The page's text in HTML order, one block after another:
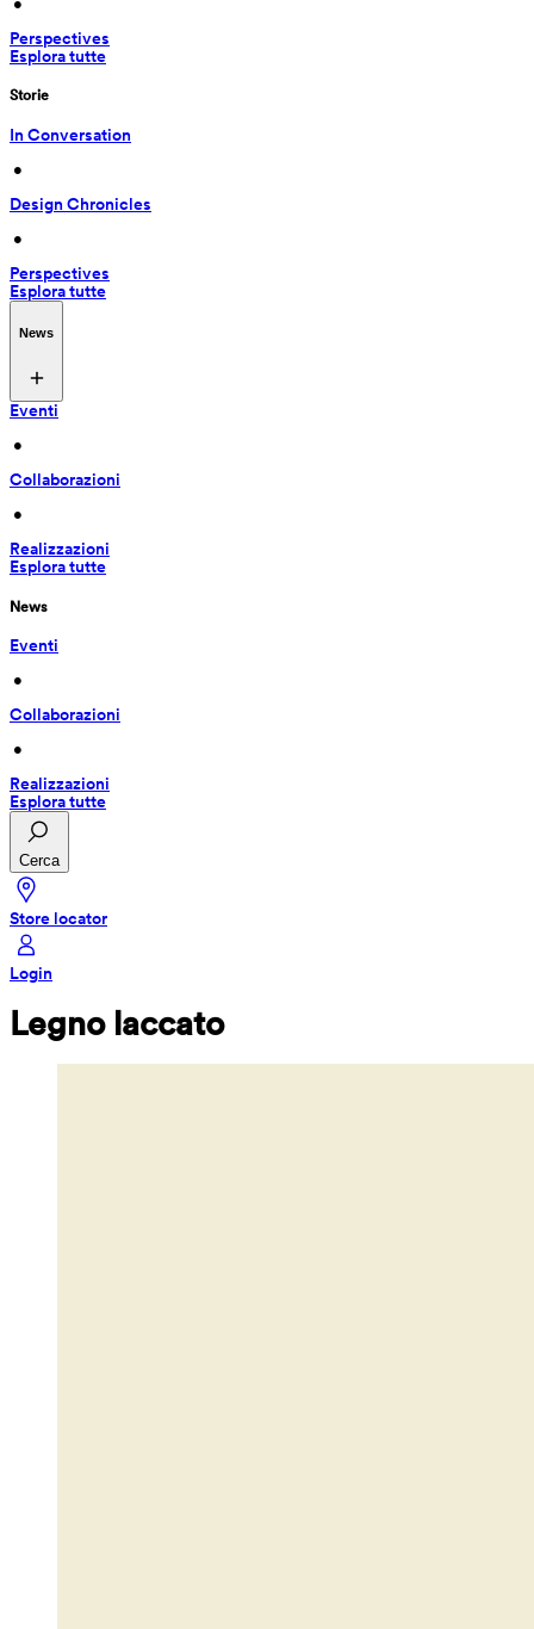
Perspectives
Esplora tutte
Storie
In Conversation
•
Design Chronicles
•
Perspectives
Esplora tutte
News
Eventi
•
Collaborazioni
•
Realizzazioni
Esplora tutte
News
Eventi
•
Collaborazioni
•
Realizzazioni
Esplora tutte
Cerca
Store locator
Login
Legno laccato